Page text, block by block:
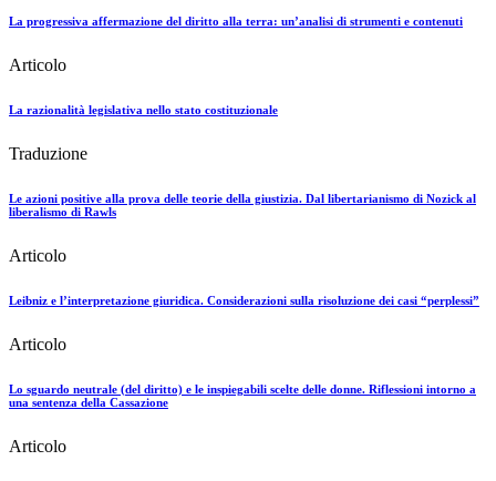
La progressiva affermazione del diritto alla terra: un’analisi di strumenti e contenuti
Articolo
La razionalità legislativa nello stato costituzionale
Traduzione
Le azioni positive alla prova delle teorie della giustizia. Dal libertarianismo di Nozick al
liberalismo di Rawls
Articolo
Leibniz e l’interpretazione giuridica. Considerazioni sulla risoluzione dei casi “perplessi”
Articolo
Lo sguardo neutrale (del diritto) e le inspiegabili scelte delle donne. Riflessioni intorno a
una sentenza della Cassazione
Articolo